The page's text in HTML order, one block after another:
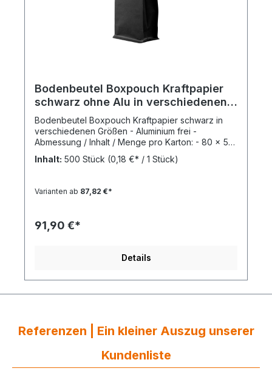
Bodenbeutel Boxpouch Kraftpapier
schwarz ohne Alu in verschiedenen
Größen
Bodenbeutel Boxpouch Kraftpapier schwarz in
verschiedenen Größen - Aluminium frei -
Abmessung / Inhalt / Menge pro Karton: - 80 x 50
x 210 mm / 100 g (500 St./Karton)- 90 x 65 x 240
mm / 250 g (500 St./Karton)- 110 x 80 x 270 mm /
innen beschichtet mit PE, lebensmittelecht,
Grammatur/Gewicht/Stärke: 115 my Farbe: schwarz
edle Verpackung bietet Ihnen unser Bodenbeutel
Boxpouch aus schwarzem Kraftpapier. Dieses
besticht durch seine Haptik und die Wertigkeit.
schützt. Die zusätzliche BOPA-Schicht bietet eine
noch höhere Stabilität und Schutz für diesen
Bodenbeutel. Durch die ausgeklügelte
Bodenkonstruktion bietet der Boxpouch einen
Inhalt: 500 Stück (0,18 €* / 1 Stück)
Varianten ab 87,82 €*
91,90 €*
Details
Referenzen | Ein kleiner Auszug unserer
Kundenliste